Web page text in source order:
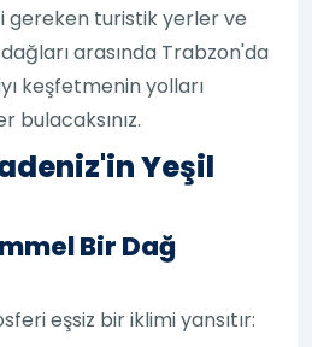
gereken turistik yerler ve
arasında Trabzon'da
keşfetmenin yolları
bulacaksınız.
Yeşil
Bir Dağ
eşsiz bir iklimi yansıtır: